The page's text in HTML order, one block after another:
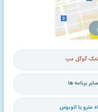
کمک گوگل مپ
برنامه ها
مترو یا اتوبوس